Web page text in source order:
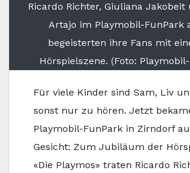
Ricardo Richter, Giuliana Jakobeit
Artajo im Playmobil-FunPark
begeisterten ihre Fans mit
Hörspielszene. (Foto:
Für viele Kinder sind Sam, Liv
sonst nur zu hören. Jetzt
Playmobil-FunPark in Zirndorf
Gesicht: Zum Jubiläum der
«Die Playmos» traten Ricardo